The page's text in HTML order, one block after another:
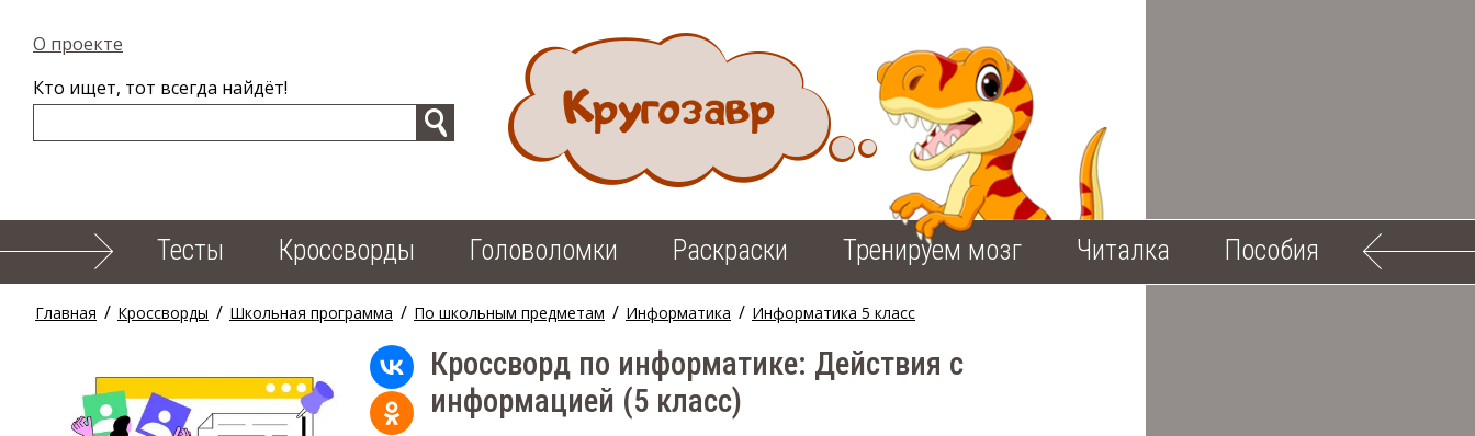
О проекте
Кто ищет, тот всегда найдёт!
Тесты Кроссворды Головоломки Раскраски Тренируем мозг Читалка Пособия
Главная / Кроссворды / Школьная программа / По школьным предметам / Информатика / Информатика 5 класс
Кроссворд по информатике: Действия с
информацией (5 класс)